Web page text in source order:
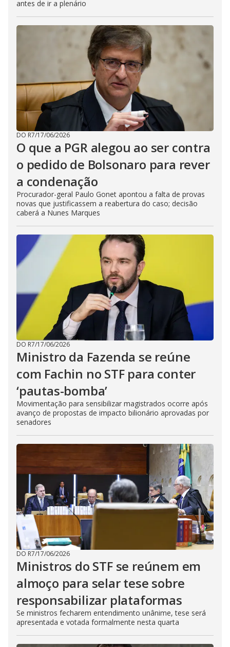
antes de ir a plenário
DO R7/17/06/2026
O que a PGR alegou ao ser contra
o pedido de Bolsonaro para rever
a condenação
Procurador-geral Paulo Gonet apontou a falta de provas
novas que justificassem a reabertura do caso; decisão
caberá a Nunes Marques
DO R7/17/06/2026
Ministro da Fazenda se reúne
com Fachin no STF para conter
‘pautas-bomba’
Movimentação para sensibilizar magistrados ocorre após
avanço de propostas de impacto bilionário aprovadas por
senadores
DO R7/17/06/2026
Ministros do STF se reúnem em
almoço para selar tese sobre
responsabilizar plataformas
Se ministros fecharem entendimento unânime, tese será
apresentada e votada formalmente nesta quarta